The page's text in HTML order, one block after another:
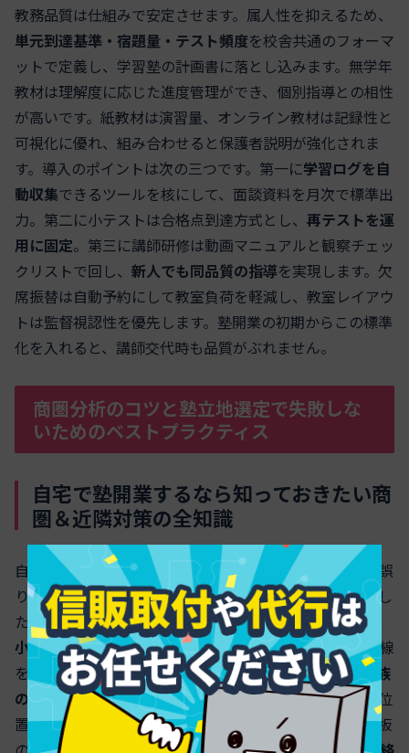
教務品質は仕組みで安定させます。属人性を抑えるため、
単元到達基準・宿題量・テスト頻度を校舎共通のフォーマ
ットで定義し、学習塾の計画書に落とし込みます。無学年
教材は理解度に応じた進度管理ができ、個別指導との相性
が高いです。紙教材は演習量、オンライン教材は記録性と
可視化に優れ、組み合わせると保護者説明が強化されま
す。導入のポイントは次の三つです。第一に学習ログを自
動収集できるツールを核にして、面談資料を月次で標準出
力。第二に小テストは合格点到達方式とし、 再テストを運
用に固定。第三に講師研修は動画マニュアルと観察チェッ
クリストで回し、 新人でも同品質の指導を実現します。欠
席振替は自動予約にして教室負荷を軽減し、教室レイアウ
トは監督視認性を優先します。塾開業の初期からこの標準
化を入れると、講師交代時も品質がぶれません。
商圏分析のコツと塾立地選定で失敗しな
いためのベストプラクティス
自宅で塾開業するなら知っておきたい商
圏＆近隣対策の全知識
自宅での学習塾は固定費を抑えやすい一方で、商圏の見誤
りや近隣トラブルが起きやすいのが実情です。まず把握し
たいのは徒歩圏と自転車圏の違いで、
徒歩10〜15分圏に
小中学校がいくつあるか、学年別の在籍数、放課後の導線
を調べます。次に騒音・送迎の配慮です。開校時間と家族
の生活動線、玄関前の滞留スペース、保護者の車両停車位
置をあらかじめ設計してください。加えて、掲示物や看板